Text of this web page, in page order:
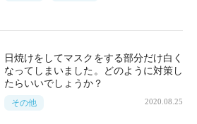
日焼けをしてマスクをする部分だけ白く
なってしまいました。どのように対策し
たらいいでしょうか？
2020.08.25
その他